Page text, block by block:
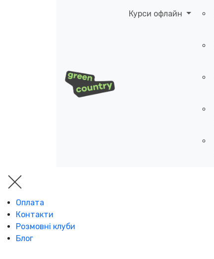
Курси офлайн
Оплата
Контакти
Розмовні клуби
Блог